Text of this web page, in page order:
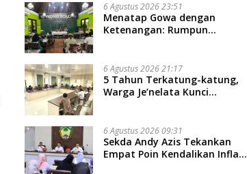
6 Agustus 2026 23:51
Menatap Gowa dengan
Ketenangan: Rumpun
Sepihak, Tekankan Jalur
Musyawarah, Ingatkan Soal
Adat dan Adab
6 Agustus 2026 21:17
5 Tahun Terkatung-katung,
Warga Je’nelata Kunci
6 Agustus 2026 09:31
Sekda Andy Azis Tekankan
Empat Poin Kendalikan Inflasi